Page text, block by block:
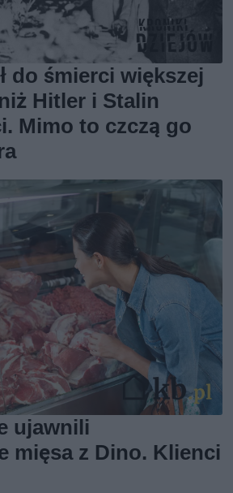
do śmierci większej
Hitler i Stalin
Mimo to czczą go
ujawnili
mięsa z Dino. Klienci